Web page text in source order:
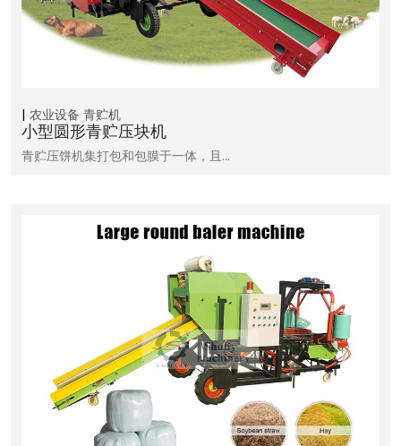
农业设备 青贮机
小型圆形青贮压块机
青贮压饼机集打包和包膜于一体，且…